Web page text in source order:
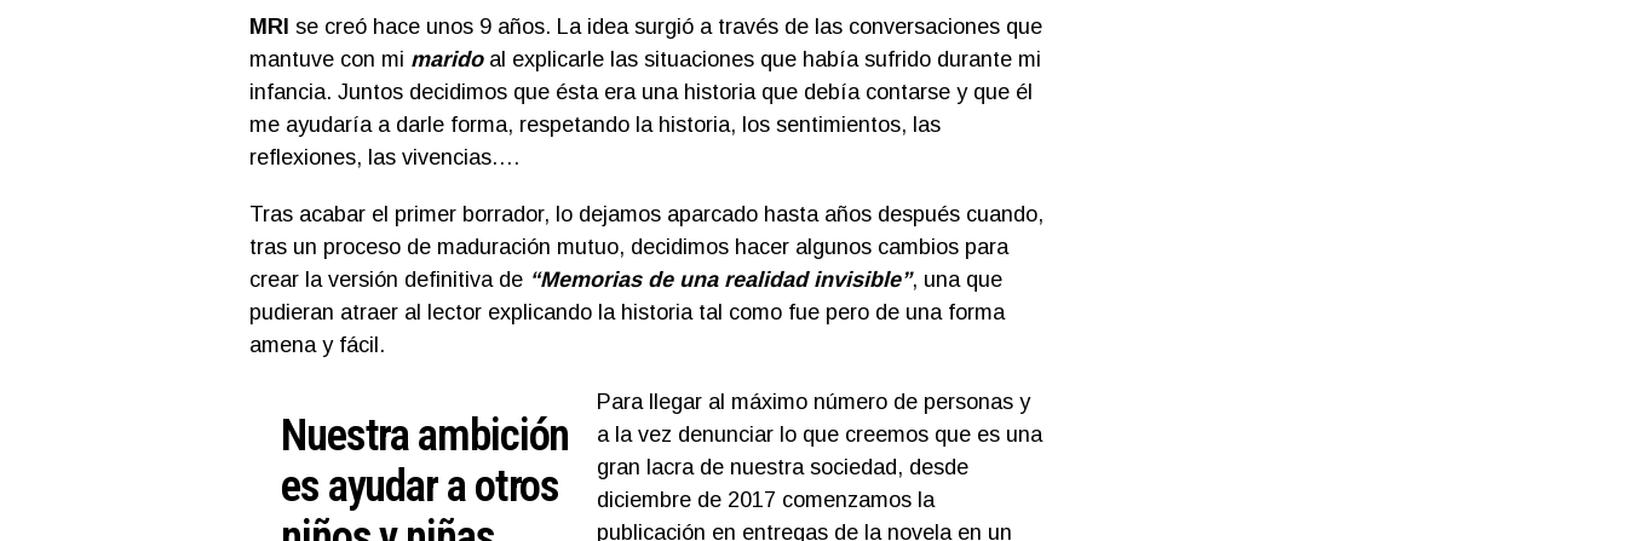
MRI se creó hace unos 9 años. La idea surgió a través de las conversaciones que
mantuve con mi maridoal explicarle las situaciones que había sufrido durante mi
infancia. Juntos decidimos que ésta era una historia que debía contarse y que él
me ayudaría a darle forma, respetando la historia, los sentimientos, las
reflexiones, las vivencias….
Tras acabar el primer borrador, lo dejamos aparcado hasta años después cuando,
tras un proceso de maduración mutuo, decidimos hacer algunos cambios para
crear la versión definitiva de “Memorias de una realidad invisible”, una que
pudieran atraer al lector explicando la historia tal como fue pero de una forma
amena y fácil.
Nuestra ambición
es ayudar a otros
Para llegar al máximo número de personas y
a la vez denunciar lo que creemos que es una
gran lacra de nuestra sociedad, desde
diciembre de 2017 comenzamos la
publicación en entregas de la novela en un